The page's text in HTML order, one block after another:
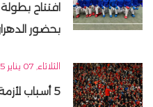
افتتاح
بحضور
الثلاثاء, 07 يناير 2025 - 05:50 م
5 أسباب